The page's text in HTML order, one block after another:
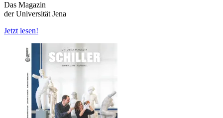
Das Magazin
der Universität Jena
Jetzt lesen!